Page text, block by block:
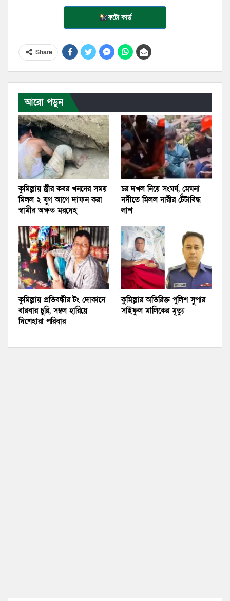
ফটো কার্ড
Share
আরো পড়ুন
কুমিল্লায় স্ত্রীর কবর খননের সময়
মিলল ২ যুগ আগে দাফন করা
স্বামীর অক্ষত মরদেহ
চর দখল নিয়ে সংঘর্ষ, মেঘনা
নদীতে মিলল নারীর টেঁটাবিদ্ধ
লাশ
কুমিল্লায় প্রতিবন্ধীর টং দোকানে
বারবার চুরি, সম্বল হারিয়ে
দিশেহারা পরিবার
কুমিল্লার অতিরিক্ত পুলিশ সুপার
সাইফুল মালিকের মৃত্যু